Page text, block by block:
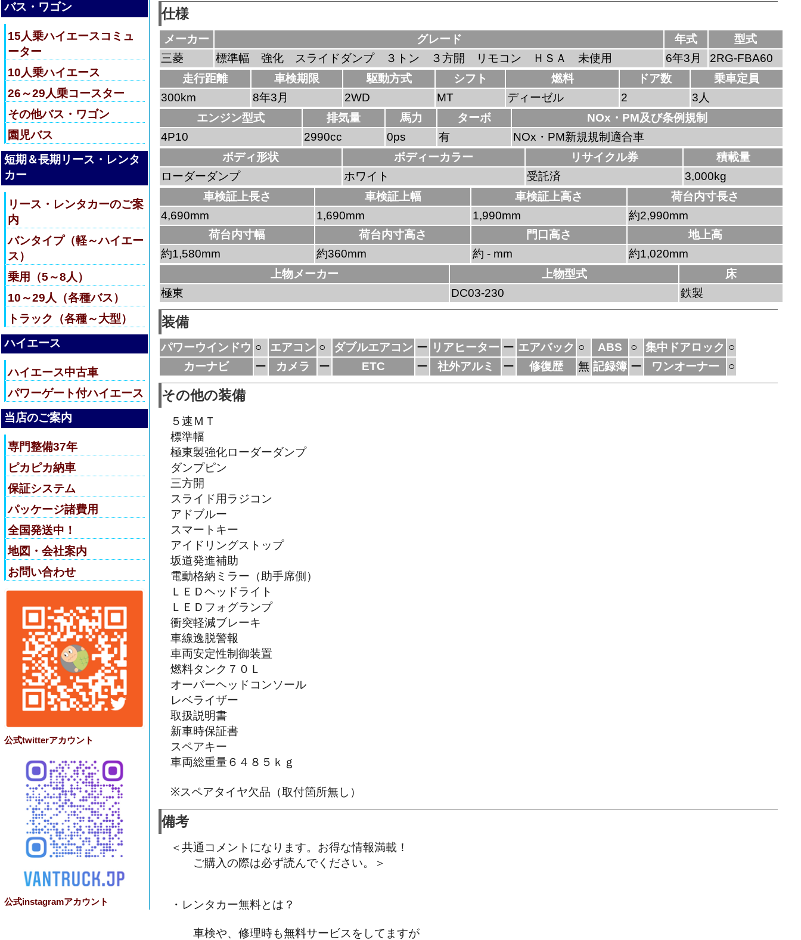
バス・ワゴン
15人乗ハイエースコミュ
ーター
10人乗ハイエース
26～29人乗コースター
その他バス・ワゴン
園児バス
短期＆長期リース・レンタ
カー
リース・レンタカーのご案
内
バンタイプ（軽～ハイエー
ス）
乗用（5～8人）
10～29人（各種バス）
トラック（各種～大型）
ハイエース
ハイエース中古車
パワーゲート付ハイエース
当店のご案内
専門整備37年
ピカピカ納車
保証システム
パッケージ諸費用
全国発送中！
地図・会社案内
お問い合わせ
公式twitterアカウント
公式instagramアカウント
仕様
メーカー グレード 年式
型式
三菱
標準幅 強化 スライドダンプ ３トン ３方開 リモコン ＨＳＡ 未使用 6年3月
2RG-FBA60
走行距離
車検期限 駆動方式 シフト 燃料 ドア数
乗車定員
300km
8年3月 2WD MT ディーゼル 2
3人
エンジン型式
排気量 馬力 ターボ
NOx・PM及び条例規制
4P10
2990cc 0ps 有
NOx・PM新規規制適合車
ボディ形状
ボディーカラー リサイクル券
積載量
ローダーダンプ
ホワイト 受託済
3,000kg
車検証上長さ
車検証上幅 車検証上高さ
荷台内寸長さ
4,690mm
1,690mm 1,990mm
約2,990mm
荷台内寸幅
荷台内寸高さ 門口高さ
地上高
約1,580mm
約360mm 約 - mm
約1,020mm
上物メーカー
上物型式
床
極東
DC03-230 鉄製
装備
パワーウインドウ ○ エアコン ○ ダブルエアコン ー リアヒーター ー エアバック ○ ABS ○ 集中ドアロック ○
カーナビ
ー カメラ ー ETC ー 社外アルミ ー 修復歴 無 記録簿 ー ワンオーナー ○
その他の装備
５速ＭＴ
標準幅
極東製強化ローダーダンプ
ダンプピン
三方開
スライド用ラジコン
アドブルー
スマートキー
アイドリングストップ
坂道発進補助
電動格納ミラー（助手席側）
ＬＥＤヘッドライト
ＬＥＤフォグランプ
衝突軽減ブレーキ
車線逸脱警報
車両安定性制御装置
燃料タンク７０Ｌ
オーバーヘッドコンソール
レベライザー
取扱説明書
新車時保証書
スペアキー
車両総重量６４８５ｋｇ
※スペアタイヤ欠品（取付箇所無し）
備考
＜共通コメントになります。お得な情報満載！
ご購入の際は必ず読んでください。＞
・レンタカー無料とは？
車検や、修理時も無料サービスをしてますが